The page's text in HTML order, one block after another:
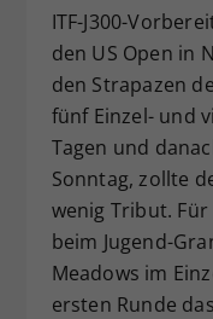
ITF-J300-
den US Open in
den Strapazen
fünf Einzel- und
Tagen und
Sonntag, zollte
wenig Tribut.
beim Jugend-
Meadows im
ersten Runde
Zweck
hat.